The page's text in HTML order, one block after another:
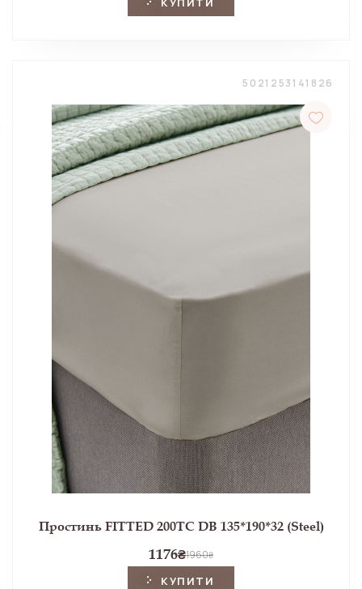
5021253141826
Простинь FITTED 200TC DB 135*190*32 (Steel)
1176₴1960₴
КУПИТИ